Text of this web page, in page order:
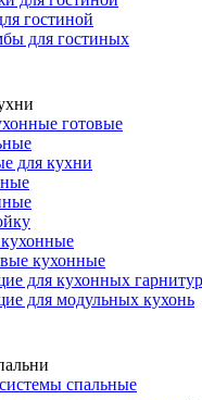
гостиной
для гостиных
готовые
для кухни
кухонные
для кухонных
для модульных кухонь
спальные